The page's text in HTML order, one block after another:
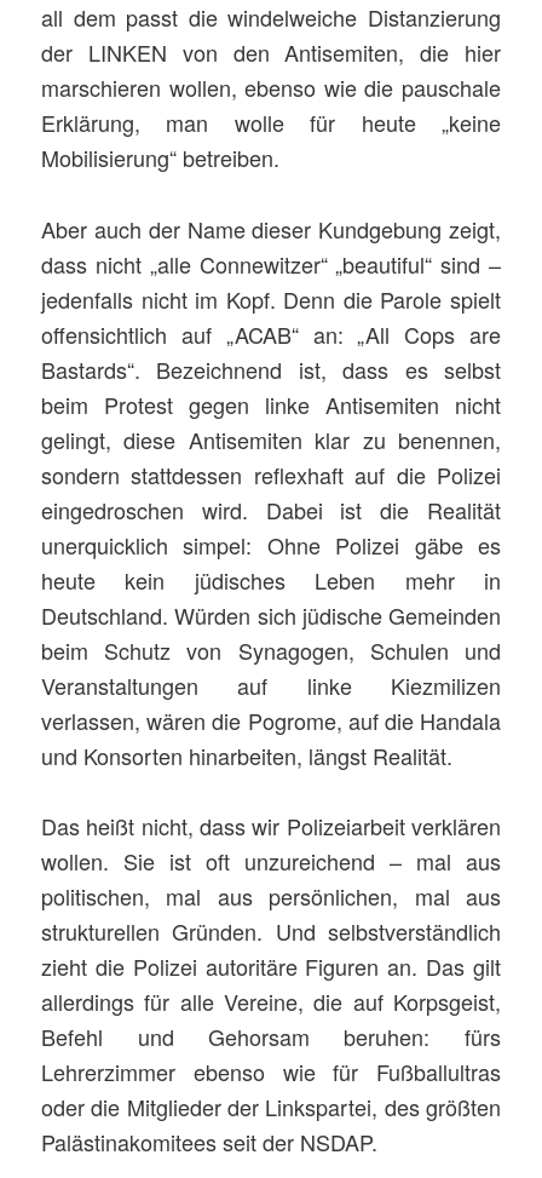
all dem passt die windelweiche Distanzierung
der LINKEN von den Antisemiten, die hier
marschieren wollen, ebenso wie die pauschale
Erklärung, man wolle für heute „keine
Mobilisierung“ betreiben.
Aber auch der Name dieser Kundgebung zeigt,
dass nicht „alle Connewitzer“ „beautiful“ sind –
jedenfalls nicht im Kopf. Denn die Parole spielt
offensichtlich auf „ACAB“ an: „All Cops are
Bastards“. Bezeichnend ist, dass es selbst
beim Protest gegen linke Antisemiten nicht
gelingt, diese Antisemiten klar zu benennen,
sondern stattdessen reflexhaft auf die Polizei
eingedroschen wird. Dabei ist die Realität
unerquicklich simpel: Ohne Polizei gäbe es
heute kein jüdisches Leben mehr in
Deutschland. Würden sich jüdische Gemeinden
beim Schutz von Synagogen, Schulen und
Veranstaltungen auf linke Kiezmilizen
verlassen, wären die Pogrome, auf die Handala
und Konsorten hinarbeiten, längst Realität.
Das heißt nicht, dass wir Polizeiarbeit verklären
wollen. Sie ist oft unzureichend – mal aus
politischen, mal aus persönlichen, mal aus
strukturellen Gründen. Und selbstverständlich
zieht die Polizei autoritäre Figuren an. Das gilt
allerdings für alle Vereine, die auf Korpsgeist,
Befehl und Gehorsam beruhen: fürs
Lehrerzimmer ebenso wie für Fußballultras
oder die Mitglieder der Linkspartei, des größten
Palästinakomitees seit der NSDAP.